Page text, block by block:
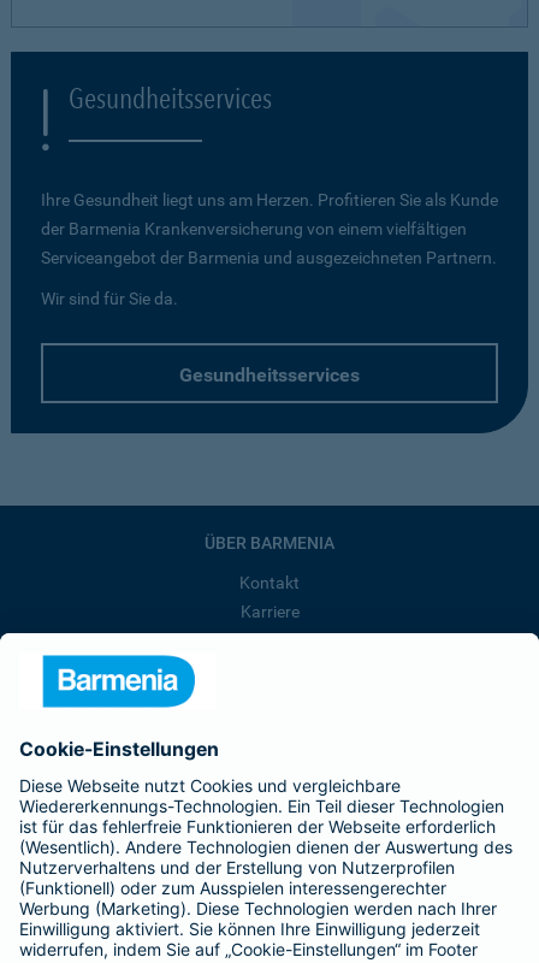
Gesundheitsservices
Ihre Gesundheit liegt uns am Herzen. Profitieren Sie als Kunde
der Barmenia Krankenversicherung von einem vielfältigen
Serviceangebot der Barmenia und ausgezeichneten Partnern.
Wir sind für Sie da.
Gesundheitsservices
ÜBER BARMENIA
Kontakt
Karriere
Barmenia ist Teil der BarmeniaGothaer
BELIEBTE SEITEN
Kranken-Zusatzversicherung
Tierversicherungen
Haftpflichtversicherung
Hausratversicherung